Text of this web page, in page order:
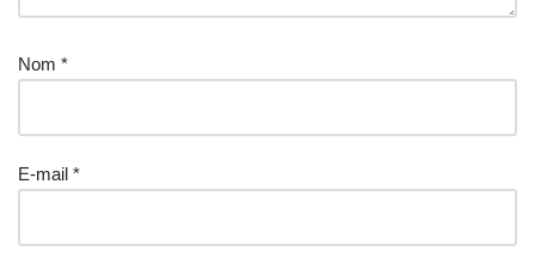
Nom *
E-mail *